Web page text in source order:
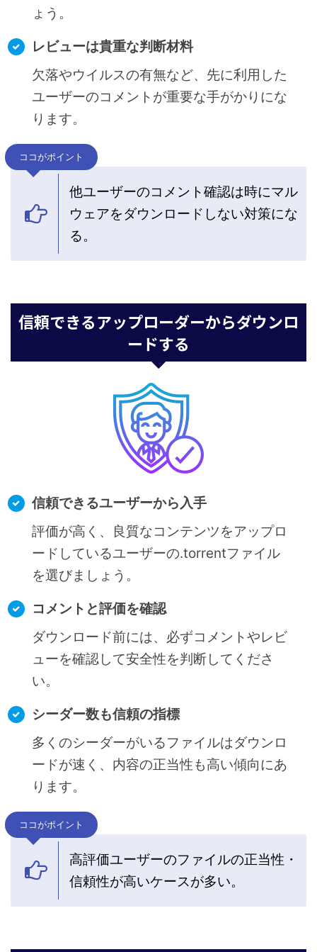
ょう。
レビューは貴重な判断材料
欠落やウイルスの有無など、先に利用した
ユーザーのコメントが重要な手がかりにな
ります。
ココがポイント
他ユーザーのコメント確認は時にマル
ウェアをダウンロードしない対策にな
る。
信頼できるアップローダーからダウンロ
ードする
信頼できるユーザーから入手
評価が高く、良質なコンテンツをアップロ
ードしているユーザーの.torrentファイル
を選びましょう。
コメントと評価を確認
ダウンロード前には、必ずコメントやレビ
ューを確認して安全性を判断してくださ
い。
シーダー数も信頼の指標
多くのシーダーがいるファイルはダウンロ
ードが速く、内容の正当性も高い傾向にあ
ります。
ココがポイント
高評価ユーザーのファイルの正当性・
信頼性が高いケースが多い。